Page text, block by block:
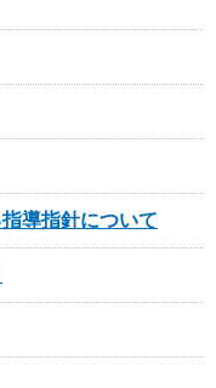
導指針について